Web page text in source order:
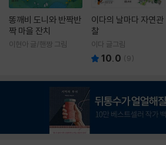
똥깨비 도니와 반짝반
짝 마을 잔치
이현아 글/핸짱 그림
이다의 날마다 자연관
찰
이다 글그림
10.0 (9)